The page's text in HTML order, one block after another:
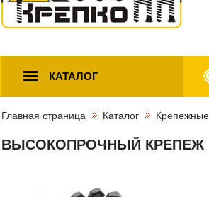
КАТАЛОГ
Главная страница Каталог
ВЫСОКОПРОЧНЫЙ КРЕПЕЖ